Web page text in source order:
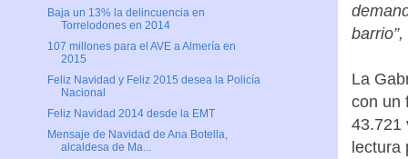
barrio”,
La
con un
43.721
lectura
Baja un 13% la delincuencia en
Torrelodones en 2014
107 millones para el AVE a Almería en
2015
Feliz Navidad y Feliz 2015 desea la Policía
Nacional
Feliz Navidad 2014 desde la EMT
Mensaje de Navidad de Ana Botella,
alcaldesa de Ma...